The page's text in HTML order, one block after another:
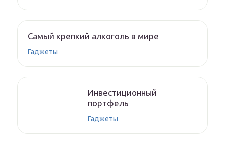
Самый крепкий алкоголь в мире
Гаджеты
Инвестиционный
портфель
Гаджеты